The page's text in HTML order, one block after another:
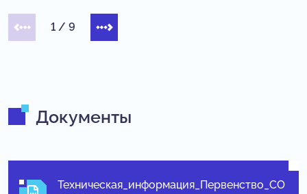
1 / 9
Документы
Техническая_информация_Первенство_СО